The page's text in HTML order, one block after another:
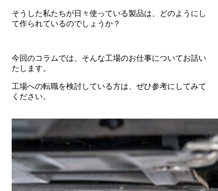
そうした私たちが日々使っている製品は、どのようにし
て作られているのでしょうか？
今回のコラムでは、そんな工場のお仕事についてお話い
たします。
工場への転職を検討している方は、ぜひ参考にしてみて
ください。